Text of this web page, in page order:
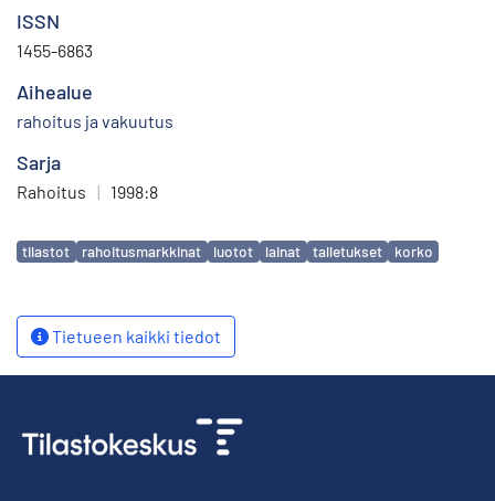
ISSN
1455-6863
Aihealue
rahoitus ja vakuutus
Sarja
Rahoitus | 1998:8
Avainsanat
tilastot rahoitusmarkkinat luotot lainat talletukset korko
Tietueen kaikki tiedot